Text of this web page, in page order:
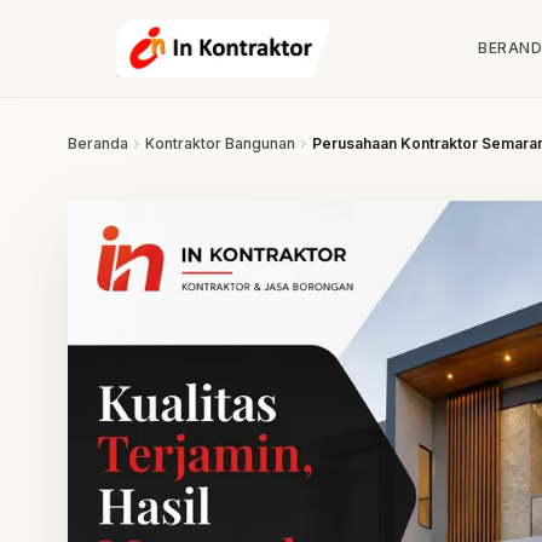
Beranda chevron_right Kontraktor Bangunan chevron_right Perusahaan Kontraktor